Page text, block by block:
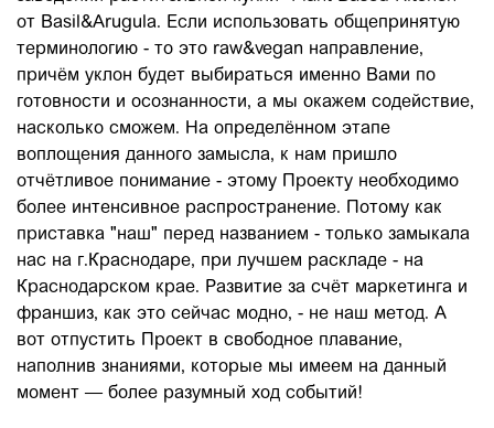
от Basil&Arugula. Если использовать общепринятую
терминологию - то это raw&vegan направление,
причём уклон будет выбираться именно Вами по
готовности и осознанности, а мы окажем содействие,
насколько сможем. На определённом этапе
воплощения данного замысла, к нам пришло
отчётливое понимание - этому Проекту необходимо
более интенсивное распространение. Потому как
приставка "наш" перед названием - только замыкала
нас на г.Краснодаре, при лучшем раскладе - на
Краснодарском крае. Развитие за счёт маркетинга и
франшиз, как это сейчас модно, - не наш метод. А
вот отпустить Проект в свободное плавание,
наполнив знаниями, которые мы имеем на данный
момент — более разумный ход событий!